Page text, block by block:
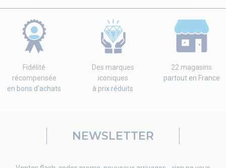
Fidélité
récompensée
en bons d'achats
Des marques
iconiques
à prix réduits
22 magasins
partout en France
NEWSLETTER